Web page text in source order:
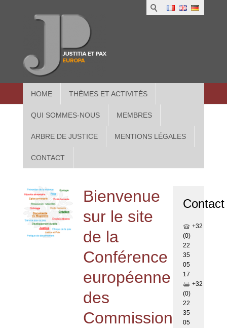
HOME THÈMES ET ACTIVITÉS
QUI SOMMES-NOUS MEMBRES
ARBRE DE JUSTICE MENTIONS LÉGALES
CONTACT
in
Bienvenue
sur le site
de la
Conférence
européenne
des
Commissions
Contact
+32
(0)
22
35
05
17
+32
(0)
22
35
05